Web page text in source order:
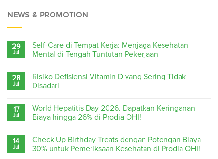
NEWS & PROMOTION
29
Jul
Self-Care di Tempat Kerja: Menjaga Kesehatan
Mental di Tengah Tuntutan Pekerjaan
28
Jul
Risiko Defisiensi Vitamin D yang Sering Tidak
Disadari
17
Jul
World Hepatitis Day 2026, Dapatkan Keringanan
Biaya hingga 26% di Prodia OHI!
14
Jul
Check Up Birthday Treats dengan Potongan Biaya
30% untuk Pemeriksaan Kesehatan di Prodia OHI!